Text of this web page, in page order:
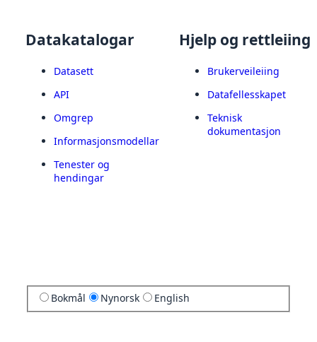
Datakatalogar
Datasett
API
Omgrep
Informasjonsmodellar
Tenester og
hendingar
Hjelp og rettleiing
Brukerveileiing
Datafellesskapet
Teknisk
dokumentasjon
Bokmål Nynorsk English